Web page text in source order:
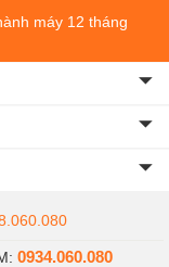
máy 12 tháng
0934.060.080